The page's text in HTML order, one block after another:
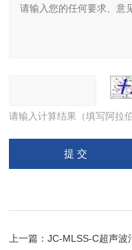
请输入计算结果（填写阿拉
上一篇：JC-MLSS-C超声波